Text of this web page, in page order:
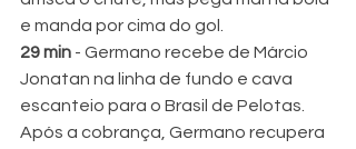
e manda por cima do gol.
29 min - Germano recebe de Márcio
Jonatan na linha de fundo e cava
escanteio para o Brasil de Pelotas.
Após a cobrança, Germano recupera